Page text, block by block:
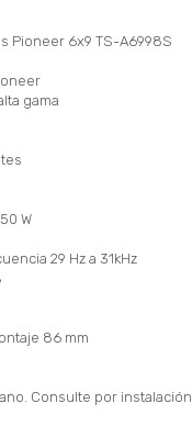
Pioneer 6x9 TS-A6998S
gama
W
29 Hz a 31kHz
86 mm
Consulte por instalación.